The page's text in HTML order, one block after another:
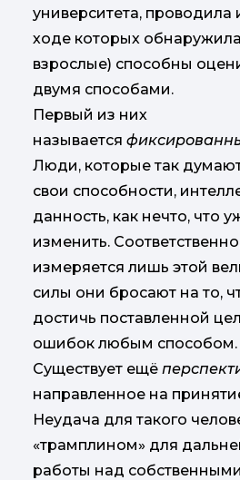
университета, проводила
ходе которых
взрослые) способны
двумя способами.
Первый из них
называется
Люди, которые так
свои способности,
данность, как нечто, что
изменить.
измеряется лишь этой
силы они бросают на то,
достичь поставленной
ошибок любым способом.
Существует ещё
направленное на
Неудача для такого
«трамплином» для
работы над